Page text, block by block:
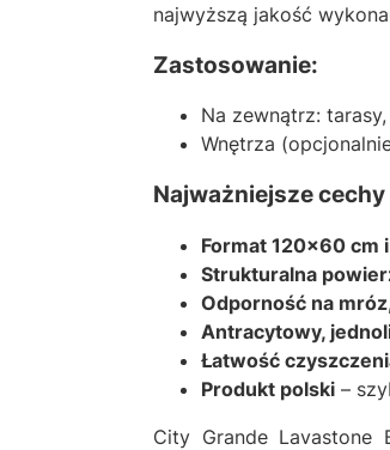
najwyższą jakość
Zastosowanie:
Na zewnątrz:
Wnętrza
Najważniejsze
Format 120x60 cm
Strukturalna
Odporność na
Antracytowy,
Łatwość
Produkt polski –
City Grande Lavastone